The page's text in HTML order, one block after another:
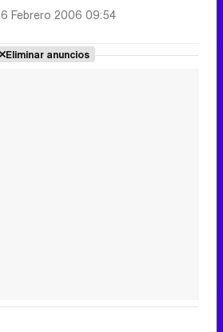
Febrero 2006 09:54
Eliminar anuncios